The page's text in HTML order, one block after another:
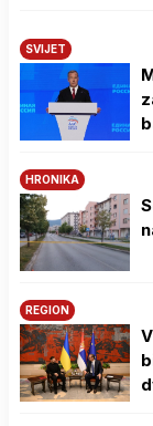
SVIJET
HRONIKA
REGION